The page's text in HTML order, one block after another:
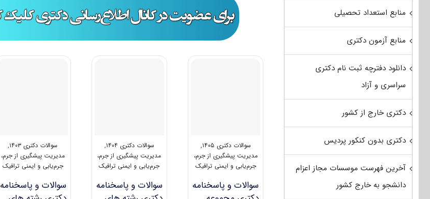
سوالات دکتری ۱۴۰۵
,
مدیریت پیشگیری از جرم،
جرم‌یابی و ایمنی ترافیک
سوالات و پاسخنامه
سوالات دکتری ۱۴۰۴
,
مدیریت پیشگیری از جرم،
جرم‌یابی و ایمنی ترافیک
سوالات و پاسخنامه
سوالات دکتری ۱۴۰۳
,
مدیریت پیشگیری از جرم،
جرم‌یابی و ایمنی ترافیک
سوالات و پاسخنامه
منابع استعداد تحصیلی
منابع آزمون دکتری
دانلود دفترچه ثبت نام دکتری
سراسری و آزاد
دکتری خارج از کشور
دکتری بدون کنکور پردیس
آخرین فهرست موسسات مجاز اعزام
دانشجو به خارج کشور